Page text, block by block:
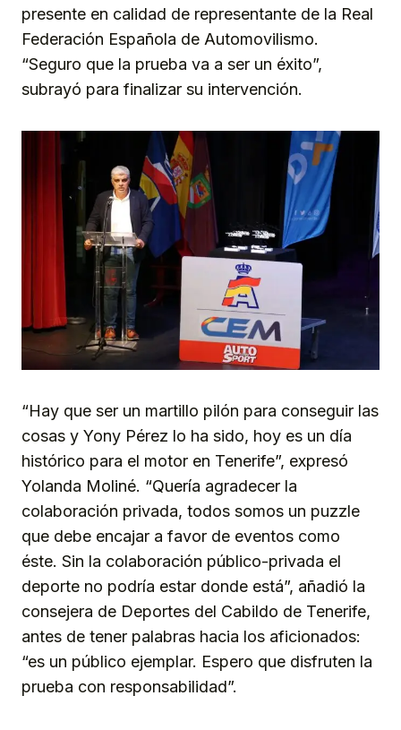
presente en calidad de representante de la Real
Federación Española de Automovilismo.
“Seguro que la prueba va a ser un éxito”,
subrayó para finalizar su intervención.
“Hay que ser un martillo pilón para conseguir las
cosas y Yony Pérez lo ha sido, hoy es un día
histórico para el motor en Tenerife”, expresó
Yolanda Moliné. “Quería agradecer la
colaboración privada, todos somos un puzzle
que debe encajar a favor de eventos como
éste. Sin la colaboración público-privada el
deporte no podría estar donde está”, añadió la
consejera de Deportes del Cabildo de Tenerife,
antes de tener palabras hacia los aficionados:
“es un público ejemplar. Espero que disfruten la
prueba con responsabilidad”.